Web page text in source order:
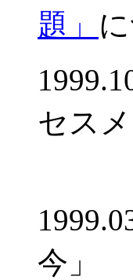
題」
セス
「
今」